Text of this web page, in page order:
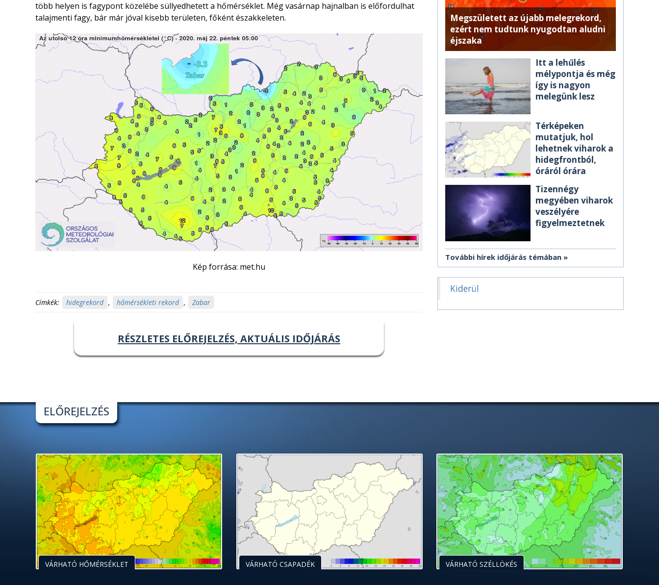
több helyen is fagypont közelébe süllyedhetett a hőmérséklet. Még vasárnap hajnalban is előfordulhat
talajmenti fagy, bár már jóval kisebb területen, főként északkeleten.
Kép forrása: met.hu
Címkék: hidegrekord , hőmérsékleti rekord , Zabar
RÉSZLETES ELŐREJELZÉS, AKTUÁLIS IDŐJÁRÁS
Megszületett az újabb melegrekord,
ezért nem tudtunk nyugodtan aludni
éjszaka
Itt a lehűlés
mélypontja és még
így is nagyon
melegünk lesz
Térképeken
mutatjuk, hol
lehetnek viharok a
hidegfrontból,
óráról órára
Tizennégy
megyében viharok
veszélyére
figyelmeztetnek
További hírek időjárás témában
Kiderül
ELŐREJELZÉS
VÁRHATÓ HŐMÉRSÉKLET VÁRHATÓ CSAPADÉK VÁRHATÓ SZÉLLÖKÉS